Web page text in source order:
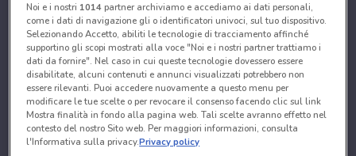
Noi e i nostri 1014partner archiviamo e accediamo ai dati personali,
come i dati di navigazione gli o identificatori univoci, sul tuo dispositivo.
Selezionando Accetto, abiliti le tecnologie di tracciamento affinché
supportino gli scopi mostrati alla voce "Noi e i nostri partner trattiamo i
dati da fornire". Nel caso in cui queste tecnologie dovessero essere
disabilitate, alcuni contenuti e annunci visualizzati potrebbero non
essere rilevanti. Puoi accedere nuovamente a questo menu per
modificare le tue scelte o per revocare il consenso facendo clic sul link
Mostra finalità in fondo alla pagina web. Tali scelte avranno effetto nel
contesto del nostro Sito web. Per maggiori informazioni, consulta
l'Informativa sulla privacy.Privacy policy